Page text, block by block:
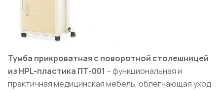
Тумба прикроватная с поворотной столешницей
из HPL-пластика ПТ-001 – функциональная и
практичная медицинская мебель, облегчающая уход